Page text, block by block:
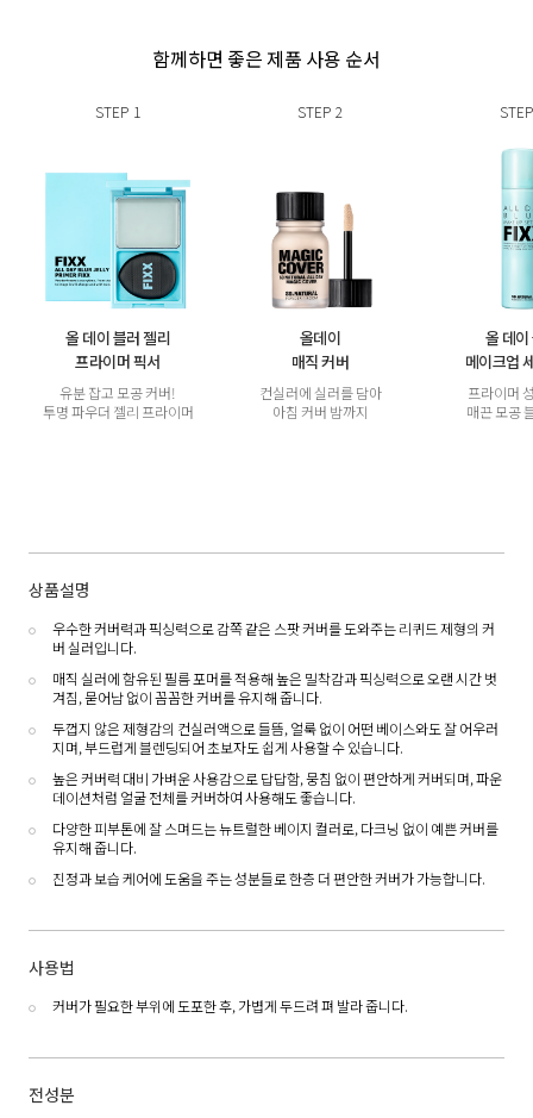
함께하면 좋은 제품 사용 순서
STEP 1
올 데이 블러 젤리
프라이머 픽서
유분 잡고 모공 커버!
투명 파우더 젤리 프라이머
STEP 2
올데이
매직 커버
컨실러에 실러를 담아
아침 커버 밤까지
STEP
올 데
메이크업
프라이머
매끈 모공
상품설명
우수한 커버력과 픽싱력으로 감쪽 같은 스팟 커버를 도와주는 리퀴드 제형의 커
버 실러입니다.
매직 실러에 함유된 필름 포머를 적용해 높은 밀착감과 픽싱력으로 오랜 시간 벗
겨짐, 묻어남 없이 꼼꼼한 커버를 유지해 줍니다.
두껍지 않은 제형감의 컨실러액으로 들뜸, 얼룩 없이 어떤 베이스와도 잘 어우러
지며, 부드럽게 블렌딩되어 초보자도 쉽게 사용할 수 있습니다.
높은 커버력 대비 가벼운 사용감으로 답답함, 뭉침 없이 편안하게 커버되며, 파운
데이션처럼 얼굴 전체를 커버하여 사용해도 좋습니다.
다양한 피부톤에 잘 스며드는 뉴트럴한 베이지 컬러로, 다크닝 없이 예쁜 커버를
유지해 줍니다.
진정과 보습 케어에 도움을 주는 성분들로 한층 더 편안한 커버가 가능합니다.
사용법
커버가 필요한 부위에 도포한 후, 가볍게 두드려 펴 발라 줍니다.
전성분